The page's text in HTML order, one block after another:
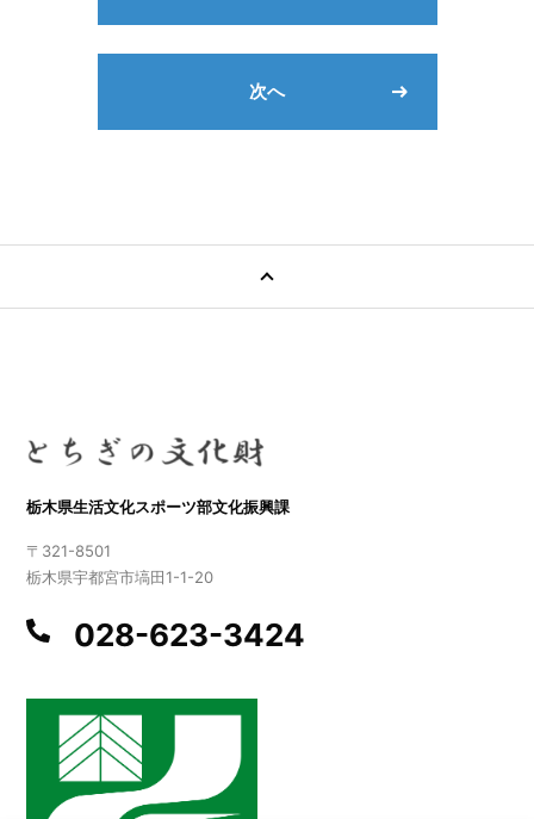
次へ
栃木県生活文化スポーツ部文化振興課
〒321-8501
栃木県宇都宮市塙田1-1-20
028-623-3424